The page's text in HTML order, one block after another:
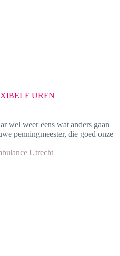
UREN
wel weer eens wat anders gaan
penningmeester, die goed onze
Utrecht